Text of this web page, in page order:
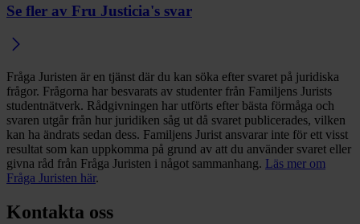
Se fler av Fru Justicia's svar
Fråga Juristen är en tjänst där du kan söka efter svaret på juridiska
frågor. Frågorna har besvarats av studenter från Familjens Jurists
studentnätverk. Rådgivningen har utförts efter bästa förmåga och
svaren utgår från hur juridiken såg ut då svaret publicerades, vilken
kan ha ändrats sedan dess. Familjens Jurist ansvarar inte för ett visst
resultat som kan uppkomma på grund av att du använder svaret eller
givna råd från Fråga Juristen i något sammanhang. Läs mer om
Fråga Juristen här.
Kontakta oss